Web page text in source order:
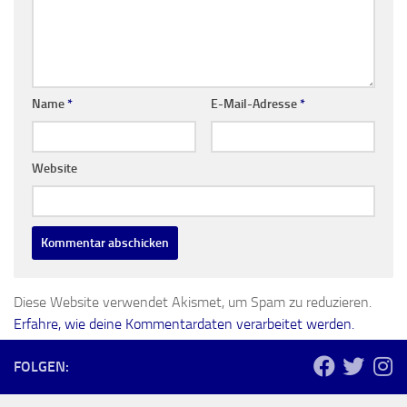
Name* E-Mail-Adresse*
Website
Diese Website verwendet Akismet, um Spam zu reduzieren.
Erfahre, wie deine Kommentardaten verarbeitet werden.
FOLGEN: